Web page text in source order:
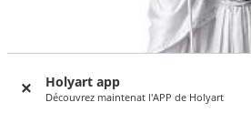
Holyart app
Découvrez maintenat l'APP de Holyart